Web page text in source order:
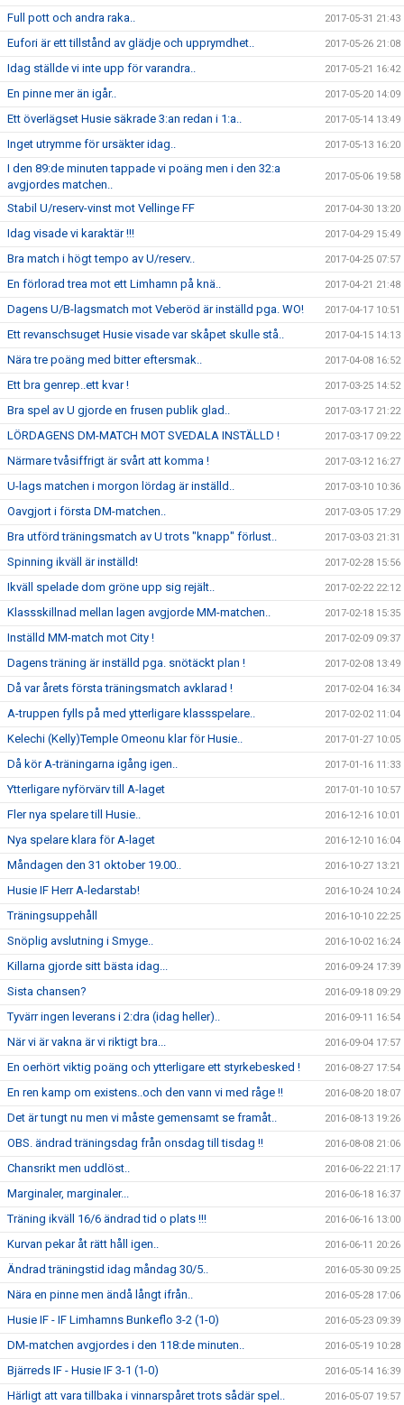
Full pott och andra raka.. 2017-05-31 21:43
Eufori är ett tillstånd av glädje och upprymdhet.. 2017-05-26 21:08
Idag ställde vi inte upp för varandra.. 2017-05-21 16:42
En pinne mer än igår.. 2017-05-20 14:09
Ett överlägset Husie säkrade 3:an redan i 1:a.. 2017-05-14 13:49
Inget utrymme för ursäkter idag.. 2017-05-13 16:20
I den 89:de minuten tappade vi poäng men i den 32:a
avgjordes matchen..
2017-05-06 19:58
Stabil U/reserv-vinst mot Vellinge FF 2017-04-30 13:20
Idag visade vi karaktär !!! 2017-04-29 15:49
Bra match i högt tempo av U/reserv.. 2017-04-25 07:57
En förlorad trea mot ett Limhamn på knä.. 2017-04-21 21:48
Dagens U/B-lagsmatch mot Veberöd är inställd pga. WO! 2017-04-17 10:51
Ett revanschsuget Husie visade var skåpet skulle stå.. 2017-04-15 14:13
Nära tre poäng med bitter eftersmak.. 2017-04-08 16:52
Ett bra genrep..ett kvar ! 2017-03-25 14:52
Bra spel av U gjorde en frusen publik glad.. 2017-03-17 21:22
LÖRDAGENS DM-MATCH MOT SVEDALA INSTÄLLD ! 2017-03-17 09:22
Närmare tvåsiffrigt är svårt att komma ! 2017-03-12 16:27
U-lags matchen i morgon lördag är inställd.. 2017-03-10 10:36
Oavgjort i första DM-matchen.. 2017-03-05 17:29
Bra utförd träningsmatch av U trots "knapp" förlust.. 2017-03-03 21:31
Spinning ikväll är inställd! 2017-02-28 15:56
Ikväll spelade dom gröne upp sig rejält.. 2017-02-22 22:12
Klassskillnad mellan lagen avgjorde MM-matchen.. 2017-02-18 15:35
Inställd MM-match mot City ! 2017-02-09 09:37
Dagens träning är inställd pga. snötäckt plan ! 2017-02-08 13:49
Då var årets första träningsmatch avklarad ! 2017-02-04 16:34
A-truppen fylls på med ytterligare klassspelare.. 2017-02-02 11:04
Kelechi (Kelly)Temple Omeonu klar för Husie.. 2017-01-27 10:05
Då kör A-träningarna igång igen.. 2017-01-16 11:33
Ytterligare nyförvärv till A-laget 2017-01-10 10:57
Fler nya spelare till Husie.. 2016-12-16 10:01
Nya spelare klara för A-laget 2016-12-10 16:04
Måndagen den 31 oktober 19.00.. 2016-10-27 13:21
Husie IF Herr A-ledarstab! 2016-10-24 10:24
Träningsuppehåll 2016-10-10 22:25
Snöplig avslutning i Smyge.. 2016-10-02 16:24
Killarna gjorde sitt bästa idag... 2016-09-24 17:39
Sista chansen? 2016-09-18 09:29
Tyvärr ingen leverans i 2:dra (idag heller).. 2016-09-11 16:54
När vi är vakna är vi riktigt bra... 2016-09-04 17:57
En oerhört viktig poäng och ytterligare ett styrkebesked ! 2016-08-27 17:54
En ren kamp om existens..och den vann vi med råge !! 2016-08-20 18:07
Det är tungt nu men vi måste gemensamt se framåt.. 2016-08-13 19:26
OBS. ändrad träningsdag från onsdag till tisdag !! 2016-08-08 21:06
Chansrikt men uddlöst.. 2016-06-22 21:17
Marginaler, marginaler... 2016-06-18 16:37
Träning ikväll 16/6 ändrad tid o plats !!! 2016-06-16 13:00
Kurvan pekar åt rätt håll igen.. 2016-06-11 20:26
Ändrad träningstid idag måndag 30/5.. 2016-05-30 09:25
Nära en pinne men ändå långt ifrån.. 2016-05-28 17:06
Husie IF - IF Limhamns Bunkeflo 3-2 (1-0) 2016-05-23 09:39
DM-matchen avgjordes i den 118:de minuten.. 2016-05-19 10:28
Bjärreds IF - Husie IF 3-1 (1-0) 2016-05-14 16:39
Härligt att vara tillbaka i vinnarspåret trots sådär spel.. 2016-05-07 19:57